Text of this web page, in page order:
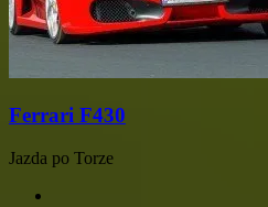
Ferrari F430
Jazda po Torze